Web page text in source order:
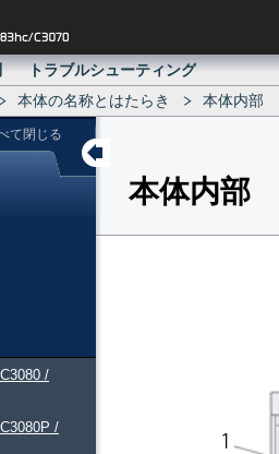
トラブルシューティング
本体の名称とはたらき 本体内部
て閉じる
/
/
本体内部